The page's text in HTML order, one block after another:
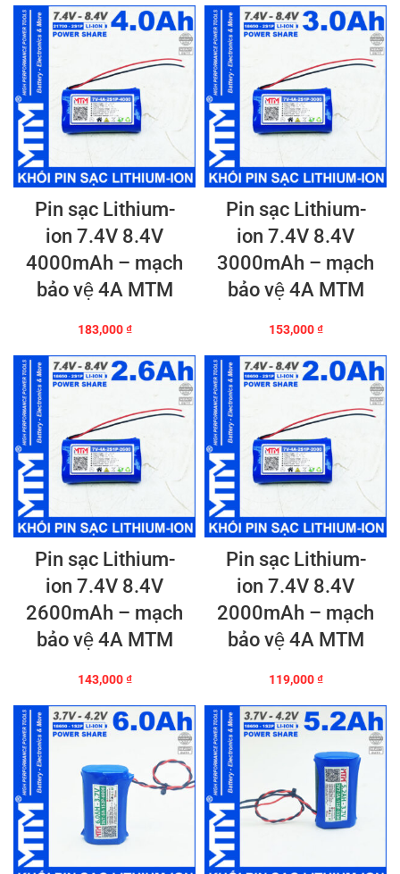
Pin sạc Lithium-
ion 7.4V 8.4V
4000mAh – mạch
bảo vệ 4A MTM
183,000₫
Pin sạc Lithium-
ion 7.4V 8.4V
3000mAh – mạch
bảo vệ 4A MTM
153,000₫
Pin sạc Lithium-
ion 7.4V 8.4V
2600mAh – mạch
bảo vệ 4A MTM
143,000₫
Pin sạc Lithium-
ion 7.4V 8.4V
2000mAh – mạch
bảo vệ 4A MTM
119,000₫